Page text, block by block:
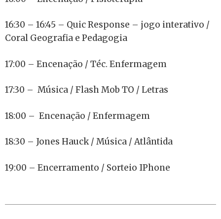
16:30 – 16:45 – Quic Response – jogo interativo /
Coral Geografia e Pedagogia
17:00 – Encenação / Téc. Enfermagem
17:30 – Música / Flash Mob TO / Letras
18:00 – Encenação / Enfermagem
18:30 – Jones Hauck / Música / Atlântida
19:00 – Encerramento / Sorteio IPhone